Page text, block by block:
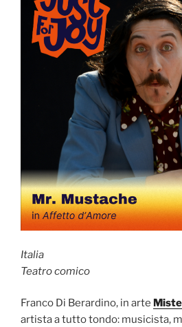
Italia
Teatro comico
Franco Di Berardino, in arte
artista a tutto tondo: musicista,